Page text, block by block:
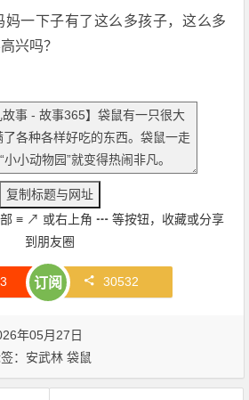
一下子有了这么多孩子，这么多
兴吗？
≡ ↗ 或右上角 ┅ 等按钮，收藏或分享
到朋友圈
订阅 30532
年05月27日
： 安武林 袋鼠